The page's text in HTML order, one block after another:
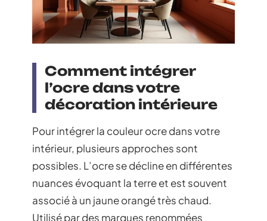
Comment intégrer
l’ocre dans votre
décoration intérieure
Pour intégrer la couleur ocre dans votre
intérieur, plusieurs approches sont
possibles. L’ocre se décline en différentes
nuances évoquant la terre et est souvent
associé à un jaune orangé très chaud.
Utilisé par des marques renommées